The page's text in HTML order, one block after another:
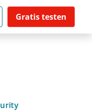
Gratis testen